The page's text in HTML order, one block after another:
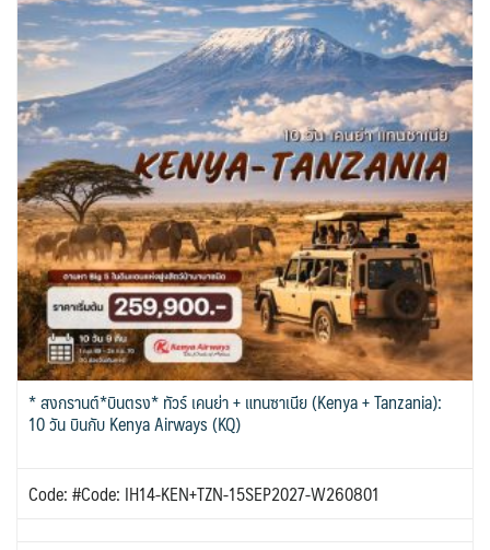
* สงกรานต์*บินตรง* ทัวร์ เคนย่า + แทนซาเนีย (Kenya + Tanzania):
10 วัน บินกับ Kenya Airways (KQ)
Code: #Code: IH14-KEN+TZN-15SEP2027-W260801